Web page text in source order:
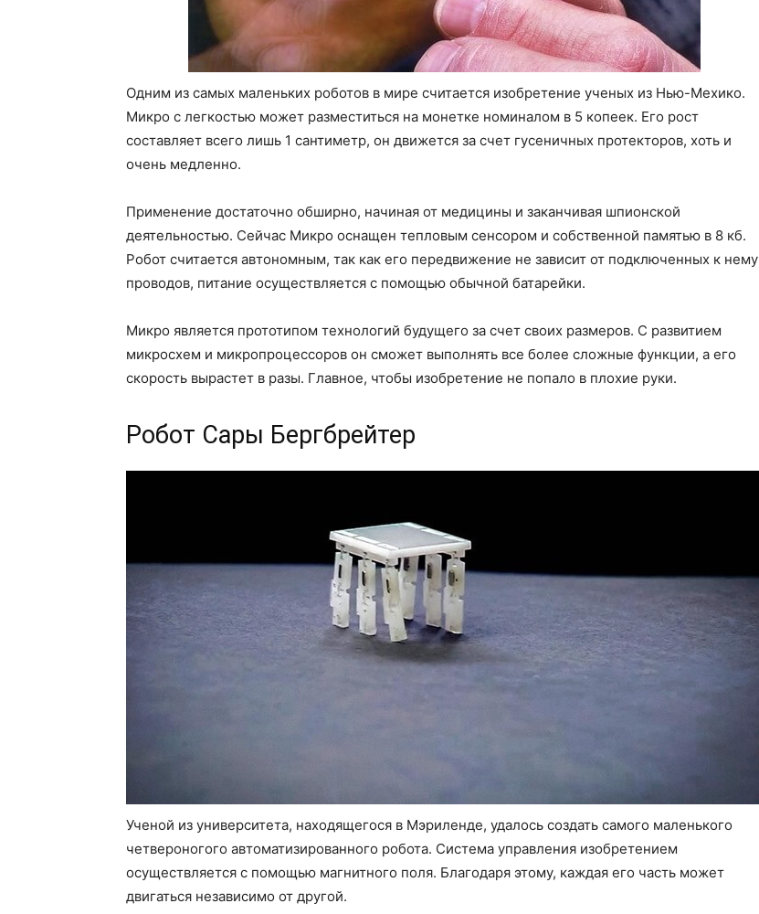
Одним из самых маленьких роботов в мире считается изобретение ученых из Нью-Мехико.
Микро с легкостью может разместиться на монетке номиналом в 5 копеек. Его рост
составляет всего лишь 1 сантиметр, он движется за счет гусеничных протекторов, хоть и
очень медленно.
Применение достаточно обширно, начиная от медицины и заканчивая шпионской
деятельностью. Сейчас Микро оснащен тепловым сенсором и собственной памятью в 8 кб.
Робот считается автономным, так как его передвижение не зависит от подключенных к нему
проводов, питание осуществляется с помощью обычной батарейки.
Микро является прототипом технологий будущего за счет своих размеров. С развитием
микросхем и микропроцессоров он сможет выполнять все более сложные функции, а его
скорость вырастет в разы. Главное, чтобы изобретение не попало в плохие руки.
Робот Сары Бергбрейтер
Ученой из университета, находящегося в Мэриленде, удалось создать самого маленького
четвероногого автоматизированного робота. Система управления изобретением
осуществляется с помощью магнитного поля. Благодаря этому, каждая его часть может
двигаться независимо от другой.